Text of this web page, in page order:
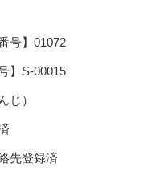
号】01072
】S-00015
じ）
先登録済